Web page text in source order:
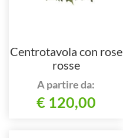
Centrotavola con rose
rosse
A partire da:
€ 120,00